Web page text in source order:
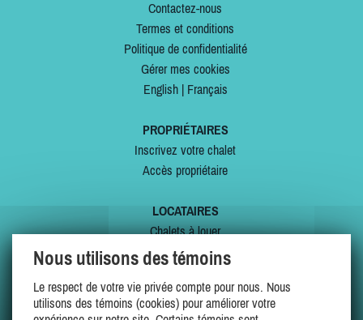
Contactez-nous
Termes et conditions
Politique de confidentialité
Gérer mes cookies
English| Français
PROPRIÉTAIRES
Inscrivez votre chalet
Accès propriétaire
LOCATAIRES
Chalets à louer
Chalets à vendre
Offres spéciales
Mes favoris
Nous utilisons des témoins
Le respect de votre vie privée compte pour nous. Nous
utilisons des témoins (cookies) pour améliorer votre